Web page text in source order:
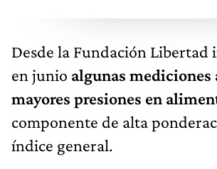
Desde la Fundación Libertad
en junio algunas
mayores presiones en
componente de alta
índice general.